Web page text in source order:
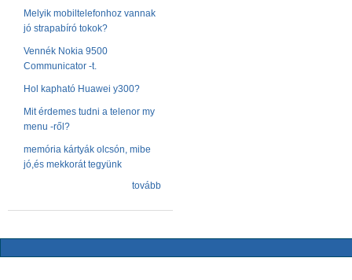
Melyik mobiltelefonhoz vannak
jó strapabíró tokok?
Vennék Nokia 9500
Communicator -t.
Hol kapható Huawei y300?
Mit érdemes tudni a telenor my
menu -ről?
memória kártyák olcsón, mibe
jó,és mekkorát tegyünk
tovább